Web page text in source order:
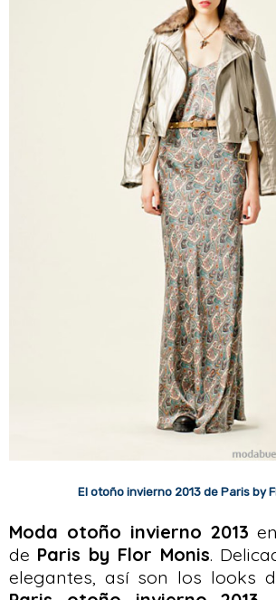
El otoño invierno 2013 de Paris by
Moda otoño invierno 2013
de Paris by Flor Monis.
elegantes, así son los looks